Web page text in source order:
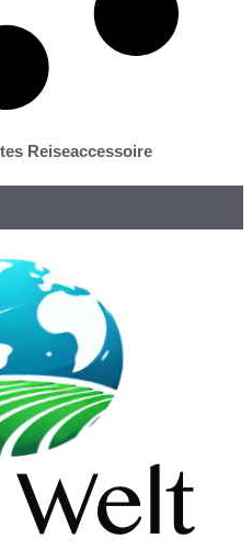
Reiseaccessoire